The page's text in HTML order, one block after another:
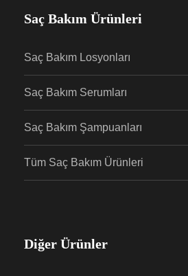
Saç Bakım Ürünleri
Saç Bakım Losyonları
Saç Bakım Serumları
Saç Bakım Şampuanları
Tüm Saç Bakım Ürünleri
Diğer Ürünler